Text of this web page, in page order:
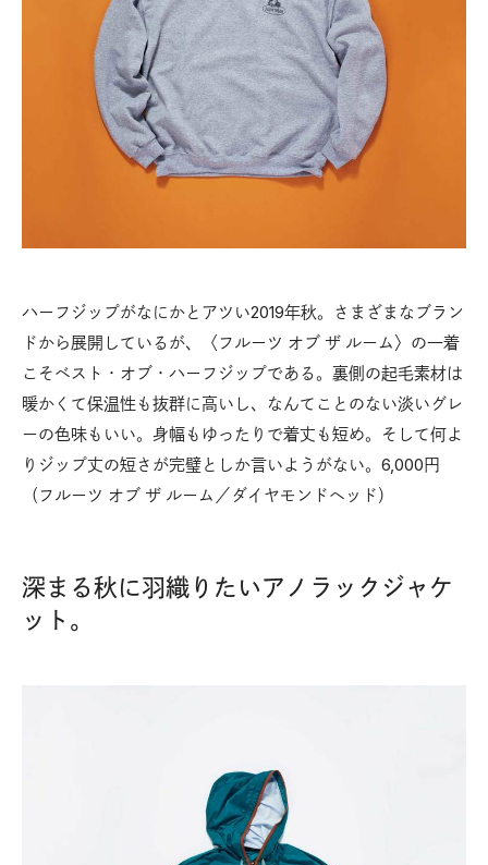
ハーフジップがなにかとアツい2019年秋。さまざまなブラン
ドから展開しているが、〈フルーツ オブ ザ ルーム〉の一着
こそベスト・オブ・ハーフジップである。裏側の起毛素材は
暖かくて保温性も抜群に高いし、なんてことのない淡いグレ
ーの色味もいい。身幅もゆったりで着丈も短め。そして何よ
りジップ丈の短さが完璧としか言いようがない。6,000円
（フルーツ オブ ザ ルーム／ダイヤモンドヘッド）
深まる秋に羽織りたいアノラックジャケ
ット。